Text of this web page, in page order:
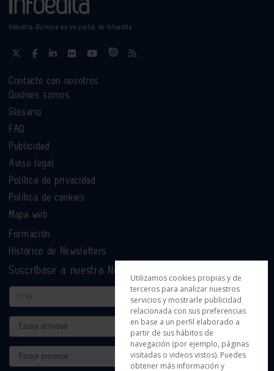
Industria Química es un portal de Infoedita
Contacte con nosotros
Quiénes somos
Glosario
FAQ
Publicidad
Aviso legal
Política de privacidad
Política de cookies
Mapa web
Formación
Histórico de Newsletters
Suscríbase a nuestra Newsletter
Email
Actividad
Provincia
Utilizamos cookies propias y de
terceros para analizar nuestros
servicios y mostrarle publicidad
relacionada con sus preferencias
en base a un perfil elaborado a
partir de sus hábitos de
navegación (por ejemplo, páginas
visitadas o videos vistos). Puedes
obtener más información y